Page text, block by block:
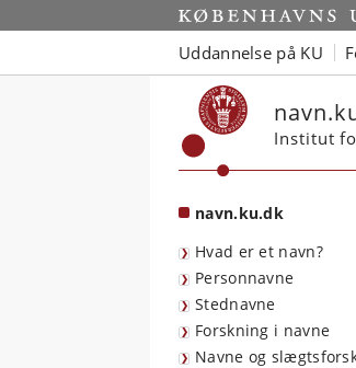
Start
Uddannelse på KU
Institut
navn.ku.dk
Hvad er et navn?
Personnavne
Stednavne
Forskning i navne
Navne og